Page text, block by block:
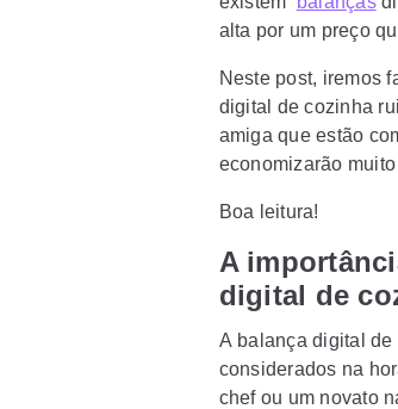
alta por um preço
Neste post, iremos
digital de cozinha
amiga que estão
economizarão
Boa leitura!
A
digital de
A balança digital de
considerados na
chef ou um novato